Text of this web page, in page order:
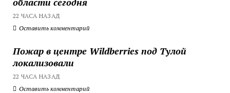
22 ЧАСА НАЗАД
Оставить комментарий
Пожар в центре Wildberries под Тулой
локализовали
22 ЧАСА НАЗАД
Оставить комментарий